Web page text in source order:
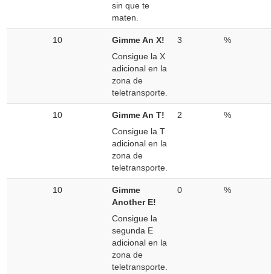
sin que te
maten.
10
Gimme An X!
Consigue la X
adicional en la
zona de
teletransporte.
3 %
10
Gimme An T!
Consigue la T
adicional en la
zona de
teletransporte.
2 %
10
Gimme
Another E!
Consigue la
segunda E
adicional en la
zona de
teletransporte.
0 %